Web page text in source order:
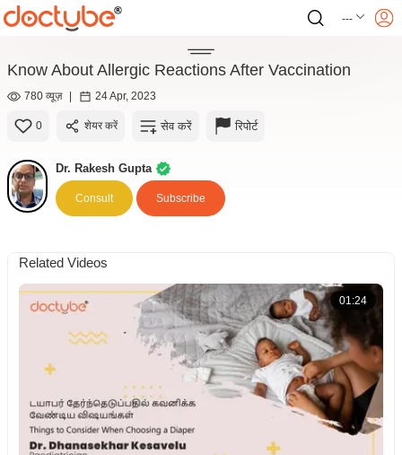
---
Know About Allergic Reactions After Vaccination
780 व्यूज़ | 24 Apr, 2023
0 शेयर करें सेव करें रिपोर्ट
Dr. Rakesh Gupta
Consult Subscribe
Related Videos
01:24